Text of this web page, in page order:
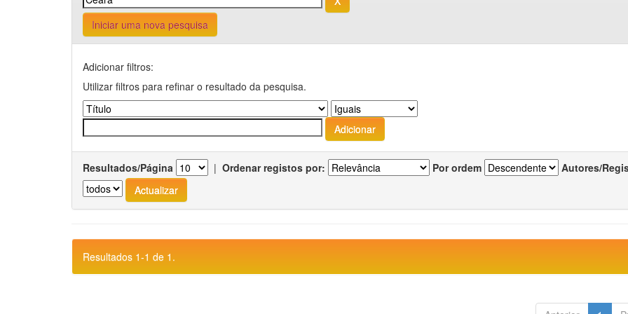
Iniciar uma nova pesquisa
Adicionar filtros:
Utilizar filtros para refinar o resultado da pesquisa.
Resultados/Página | Ordenar registos por: Por ordem Autores/
Resultados 1-1 de 1.